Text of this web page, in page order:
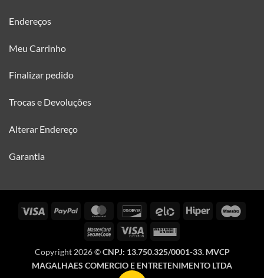
Endereços
Meu Carrinho
Finalizar pedido
Trocas e Devoluções
Alterar Endereço
Garantia
Visa PayPal MasterCardDiscover Elo Hiper
MasterCard
Visa
Western
Copyright 2026 ©CNPJ: 13.750.325/0001-33. MVCP
MAGALHAES COMERCIO E ENTRETENIMENTO LTDA